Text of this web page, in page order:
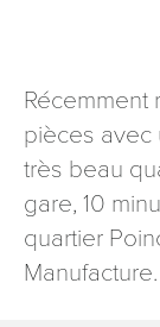
Récemment
pièces avec
très beau
gare, 10
quartier
Manufacture.
nécessaires
mention
rectification
que vous
courriel à
signé
esplanade